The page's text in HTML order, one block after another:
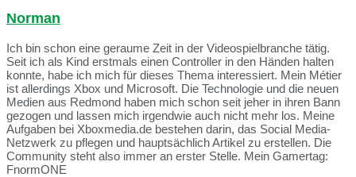
Norman
Ich bin schon eine geraume Zeit in der Videospielbranche tätig.
Seit ich als Kind erstmals einen Controller in den Händen halten
konnte, habe ich mich für dieses Thema interessiert. Mein Métier
ist allerdings Xbox und Microsoft. Die Technologie und die neuen
Medien aus Redmond haben mich schon seit jeher in ihren Bann
gezogen und lassen mich irgendwie auch nicht mehr los. Meine
Aufgaben bei Xboxmedia.de bestehen darin, das Social Media-
Netzwerk zu pflegen und hauptsächlich Artikel zu erstellen. Die
Community steht also immer an erster Stelle. Mein Gamertag:
FnormONE